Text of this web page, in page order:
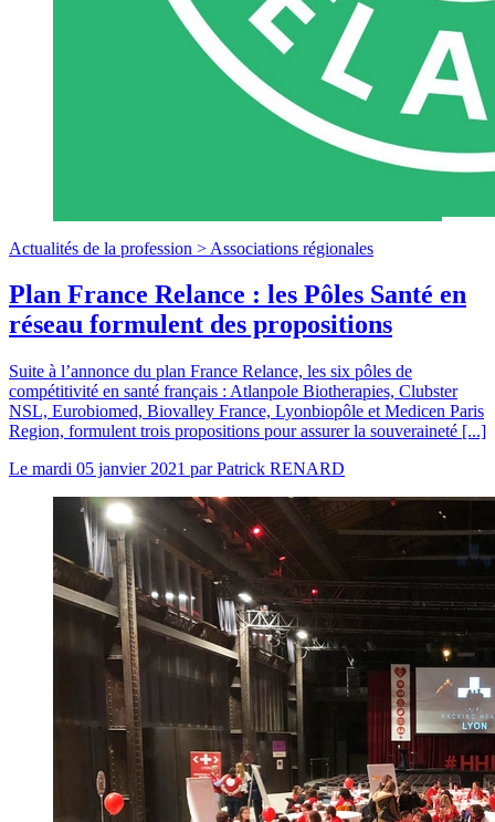
Actualités de la profession > Associations régionales
Plan France Relance : les Pôles Santé en
réseau formulent des propositions
Suite à l’annonce du plan France Relance, les six pôles de
compétitivité en santé français : Atlanpole Biotherapies, Clubster
NSL, Eurobiomed, Biovalley France, Lyonbiopôle et Medicen Paris
Region, formulent trois propositions pour assurer la souveraineté [...]
Le mardi 05 janvier 2021 parPatrick RENARD